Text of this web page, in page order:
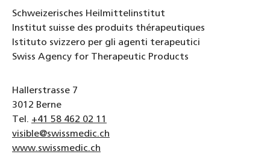
Schweizerisches Heilmittelinstitut
Institut suisse des produits thérapeutiques
Istituto svizzero per gli agenti terapeutici
Swiss Agency for Therapeutic Products
Hallerstrasse 7
3012 Berne
Tel. +41 58 462 02 11
visible@swissmedic.ch
www.swissmedic.ch